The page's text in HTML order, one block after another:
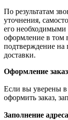
По результатам
уточнения,
его необходимыми
оформление в том
подтверждение
доставки.
Оформление
Если вы уверены в
оформить заказ,
Заполнение адреса